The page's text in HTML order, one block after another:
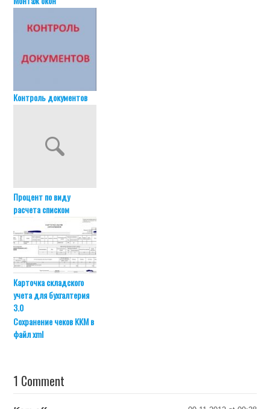
Контроль документов
Процент по виду
расчета списком
Карточка складского
учета для бухгалтерия
3.0
Сохранение чеков ККМ в
файл xml
1 Comment